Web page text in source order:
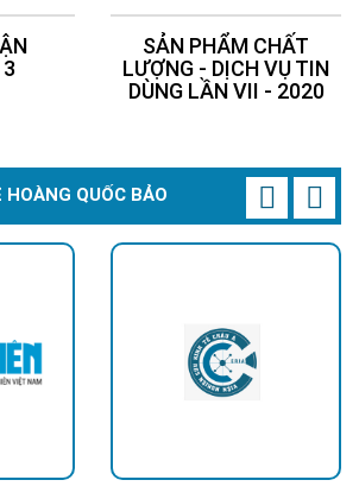
SẢN PHẨM CHẤT
LƯỢNG - DỊCH VỤ TIN
DÙNG LẦN VII - 2020
HOÀNG QUỐC BẢO